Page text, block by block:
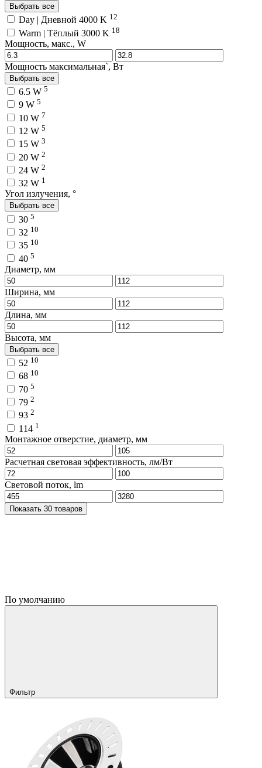
Выбрать все
Day | Дневной 4000 K 12
Warm | Тёплый 3000 K 18
Мощность, макс., W
Мощность максимальная`, Вт
Выбрать все
6.5 W 5
9 W 5
10 W 7
12 W 5
15 W 3
20 W 2
24 W 2
32 W 1
Угол излучения, °
Выбрать все
30 5
32 10
35 10
40 5
Диаметр, мм
Ширина, мм
Длина, мм
Высота, мм
Выбрать все
52 10
68 10
70 5
79 2
93 2
114 1
Монтажное отверстие, диаметр, мм
Расчетная световая эффективность, лм/Вт
Световой поток, lm
Показать 30 товаров
По умолчанию
Фильтр